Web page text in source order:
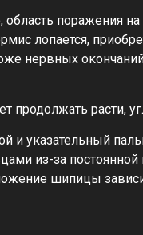
поражения
лопается,
нервных
продолжать расти,
и указательный
из-за
шипицы